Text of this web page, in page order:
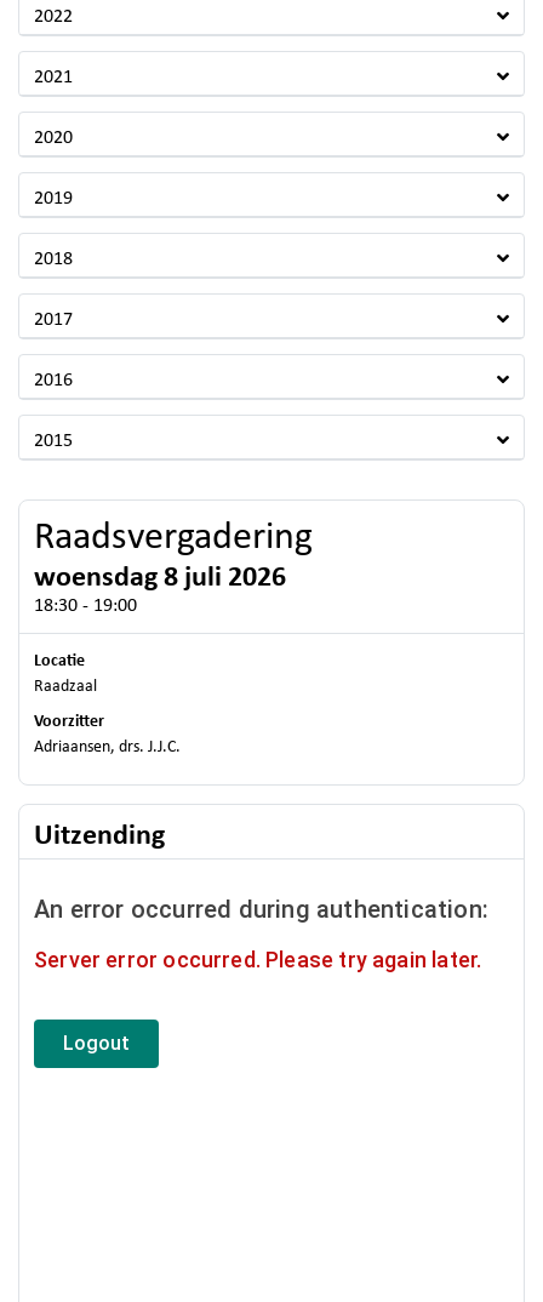
2022
2021
2020
2019
2018
2017
2016
2015
Raadsvergadering
woensdag 8 juli 2026
18:30 - 19:00
Locatie
Raadzaal
Voorzitter
Adriaansen, drs. J.J.C.
Uitzending